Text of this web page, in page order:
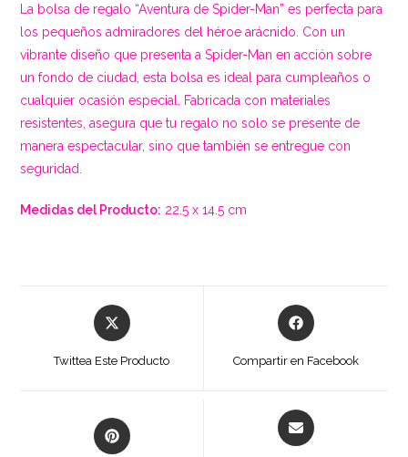
La bolsa de regalo “Aventura de Spider-Man” es perfecta para
los pequeños admiradores del héroe arácnido. Con un
vibrante diseño que presenta a Spider-Man en acción sobre
un fondo de ciudad, esta bolsa es ideal para cumpleaños o
cualquier ocasión especial. Fabricada con materiales
resistentes, asegura que tu regalo no solo se presente de
manera espectacular, sino que también se entregue con
seguridad.
Medidas del Producto: 22.5 x 14.5 cm
Se
abre
Twittea Este Producto
Se
abre
ventana
Compartir en Facebook
Se
abre
Se
abre